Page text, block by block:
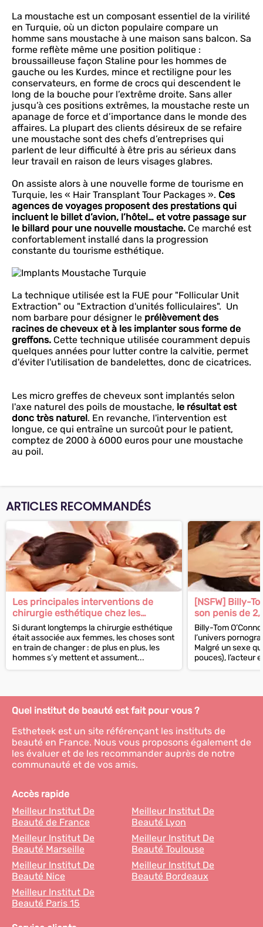
La moustache est un composant essentiel de la virilité
en Turquie, où un dicton populaire compare un
homme sans moustache à une maison sans balcon. Sa
forme reflète même une position politique :
broussailleuse façon Staline pour les hommes de
gauche ou les Kurdes, mince et rectiligne pour les
conservateurs, en forme de crocs qui descendent le
long de la bouche pour l’extrême droite. Sans aller
jusqu’à ces positions extrêmes, la moustache reste un
apanage de force et d’importance dans le monde des
affaires. La plupart des clients désireux de se refaire
une moustache sont des chefs d’entreprises qui
parlent de leur difficulté à être pris au sérieux dans
leur travail en raison de leurs visages glabres.
On assiste alors à une nouvelle forme de tourisme en
Turquie, les « Hair Transplant Tour Packages ». Ces
agences de voyages proposent des prestations qui
incluent le billet d’avion, l’hôtel… et votre passage sur
le billard pour une nouvelle moustache. Ce marché est
confortablement installé dans la progression
constante du tourisme esthétique.
La technique utilisée est la FUE pour "Follicular Unit
Extraction" ou "Extraction d'unités folliculaires". Un
nom barbare pour désigner le prélèvement des
racines de cheveux et à les implanter sous forme de
greffons. Cette technique utilisée couramment depuis
quelques années pour lutter contre la calvitie, permet
d'éviter l'utilisation de bandelettes, donc de cicatrices.
Les micro greffes de cheveux sont implantés selon
l'axe naturel des poils de moustache, le résultat est
donc très naturel. En revanche, l'intervention est
longue, ce qui entraîne un surcoût pour le patient,
comptez de 2000 à 6000 euros pour une moustache
au poil.
ARTICLES RECOMMANDÉS
Les principales interventions de
chirurgie esthétique chez les
hommes
Si durant longtemps la chirurgie esthétique
était associée aux femmes, les choses sont
en train de changer : de plus en plus, les
hommes s’y mettent et assument...
[NSFW] Billy-
son penis de
péniplastie
Billy-Tom
l’univers
Malgré un sexe
pouces), l’acteur
Quel institut de beauté est fait pour vous ?
Estheteek est un site référençant les instituts de
beauté en France. Nous vous proposons également de
les évaluer et de les recommander auprès de notre
communauté et de vos amis.
Accès rapide
Meilleur Institut De
Beauté de France
Meilleur Institut De
Beauté Lyon
Meilleur Institut De
Beauté Marseille
Meilleur Institut De
Beauté Toulouse
Meilleur Institut De
Beauté Nice
Meilleur Institut De
Beauté Bordeaux
Meilleur Institut De
Beauté Paris 15